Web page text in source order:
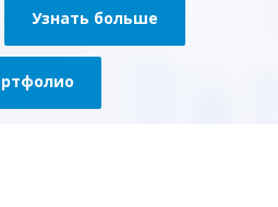
Узнать больше